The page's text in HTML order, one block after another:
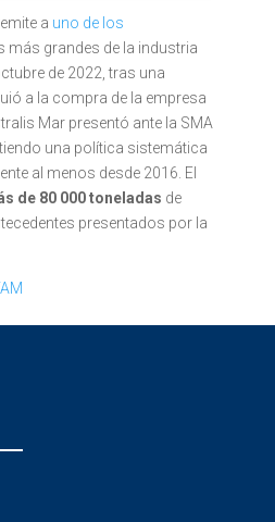
a uno de los
más grandes de la industria
de 2022, tras una
a la compra de la empresa
Mar presentó ante la SMA
una política sistemática
al menos desde 2016. El
de 80 000 toneladas de
presentados por la